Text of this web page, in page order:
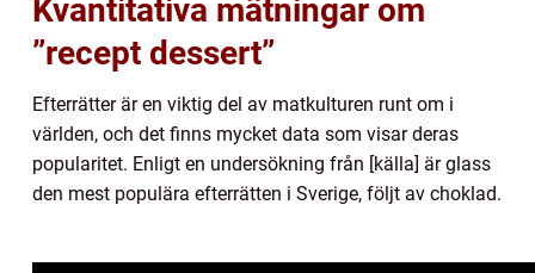
Kvantitativa mätningar om
”recept dessert”
Efterrätter är en viktig del av matkulturen runt om i
världen, och det finns mycket data som visar deras
popularitet. Enligt en undersökning från [källa] är glass
den mest populära efterrätten i Sverige, följt av choklad.